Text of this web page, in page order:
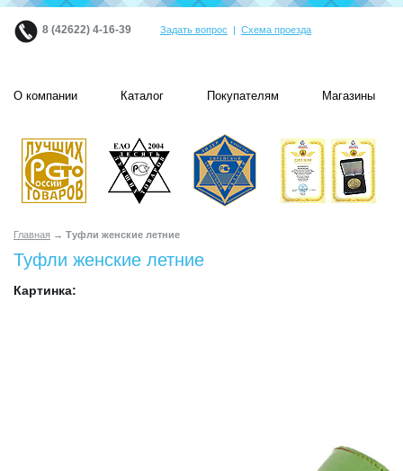
8 (42622) 4-16-39 Задать вопрос | Схема проезда
О компании Каталог Покупателям Магазины
Главная → Туфли женские летние
Туфли женские летние
Картинка: